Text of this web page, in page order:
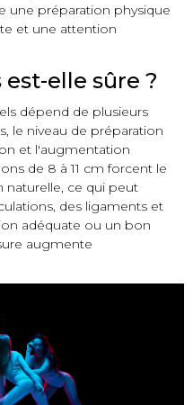
une préparation physique
et une attention
est-elle sûre ?
dépend de plusieurs
le niveau de préparation
et l'augmentation
de 8 à 11 cm forcent le
ce qui peut
des ligaments et
adéquate ou un bon
augmente